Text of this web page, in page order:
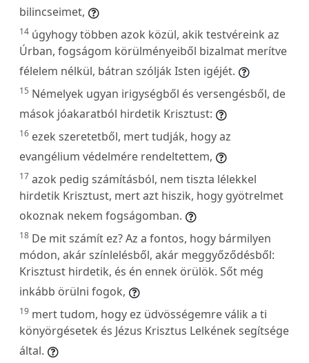
bilincseimet,
14 úgyhogy többen azok közül, akik testvéreink az
Úrban, fogságom körülményeiből bizalmat merítve
félelem nélkül, bátran szólják Isten igéjét.
15 Némelyek ugyan irigységből és versengésből, de
mások jóakaratból hirdetik Krisztust:
16 ezek szeretetből, mert tudják, hogy az
evangélium védelmére rendeltettem,
17 azok pedig számításból, nem tiszta lélekkel
hirdetik Krisztust, mert azt hiszik, hogy gyötrelmet
okoznak nekem fogságomban.
18 De mit számít ez? Az a fontos, hogy bármilyen
módon, akár színlelésből, akár meggyőződésből:
Krisztust hirdetik, és én ennek örülök. Sőt még
inkább örülni fogok,
19 mert tudom, hogy ez üdvösségemre válik a ti
könyörgésetek és Jézus Krisztus Lelkének segítsége
által.